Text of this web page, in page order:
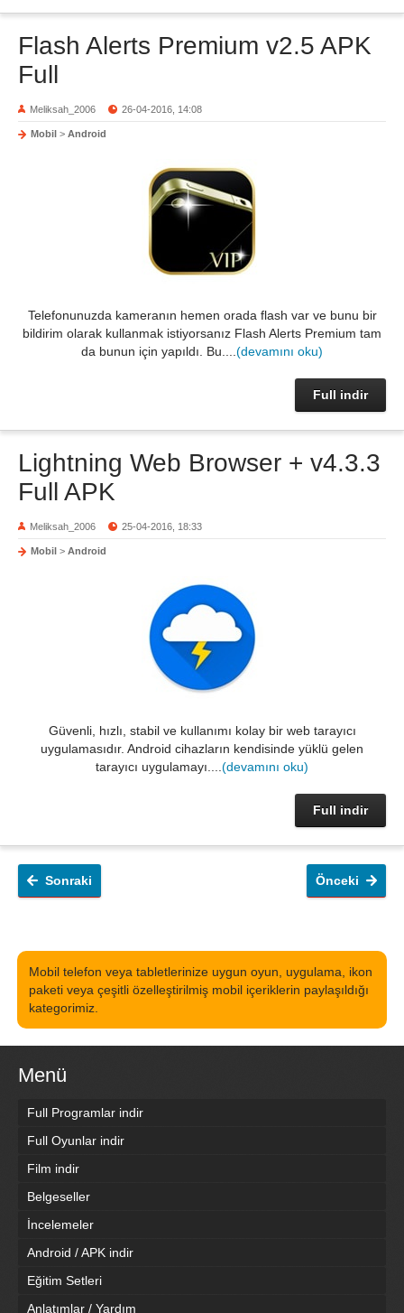
Flash Alerts Premium v2.5 APK
Full
Meliksah_2006 26-04-2016, 14:08
Mobil > Android
Telefonunuzda kameranın hemen orada flash var ve bunu bir
bildirim olarak kullanmak istiyorsanız Flash Alerts Premium tam
da bunun için yapıldı. Bu.... (devamını oku)
Full indir
Lightning Web Browser + v4.3.3
Full APK
Meliksah_2006 25-04-2016, 18:33
Mobil > Android
Güvenli, hızlı, stabil ve kullanımı kolay bir web tarayıcı
uygulamasıdır. Android cihazların kendisinde yüklü gelen
tarayıcı uygulamayı.... (devamını oku)
Full indir
Önceki
Sonraki
Mobil telefon veya tabletlerinize uygun oyun, uygulama, ikon
paketi veya çeşitli özelleştirilmiş mobil içeriklerin paylaşıldığı
kategorimiz.
Menü
Full Programlar indir
Full Oyunlar indir
Film indir
Belgeseller
İncelemeler
Android / APK indir
Eğitim Setleri
Anlatımlar / Yardım